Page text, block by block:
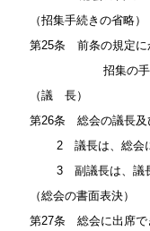
（招集手続きの省略）
第25条 前条の規定に
招集の手続きを
（議 長）
第26条 総会の議長及
2 議長は、総会に
3 副議長は、議長
（総会の書面表決）
第27条 総会に出席で